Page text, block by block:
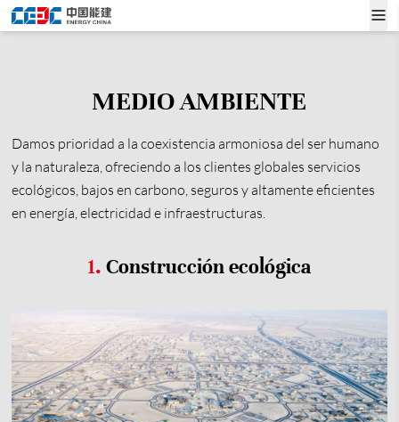
MEDIO AMBIENTE
Damos prioridad a la coexistencia armoniosa del ser humano
y la naturaleza, ofreciendo a los clientes globales servicios
ecológicos, bajos en carbono, seguros y altamente eficientes
en energía, electricidad e infraestructuras.
1. Construcción ecológica